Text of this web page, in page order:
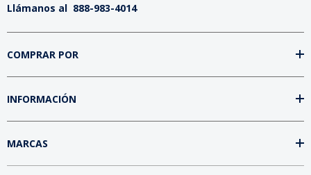
Llámanos al 888-983-4014
COMPRAR POR
INFORMACIÓN
MARCAS